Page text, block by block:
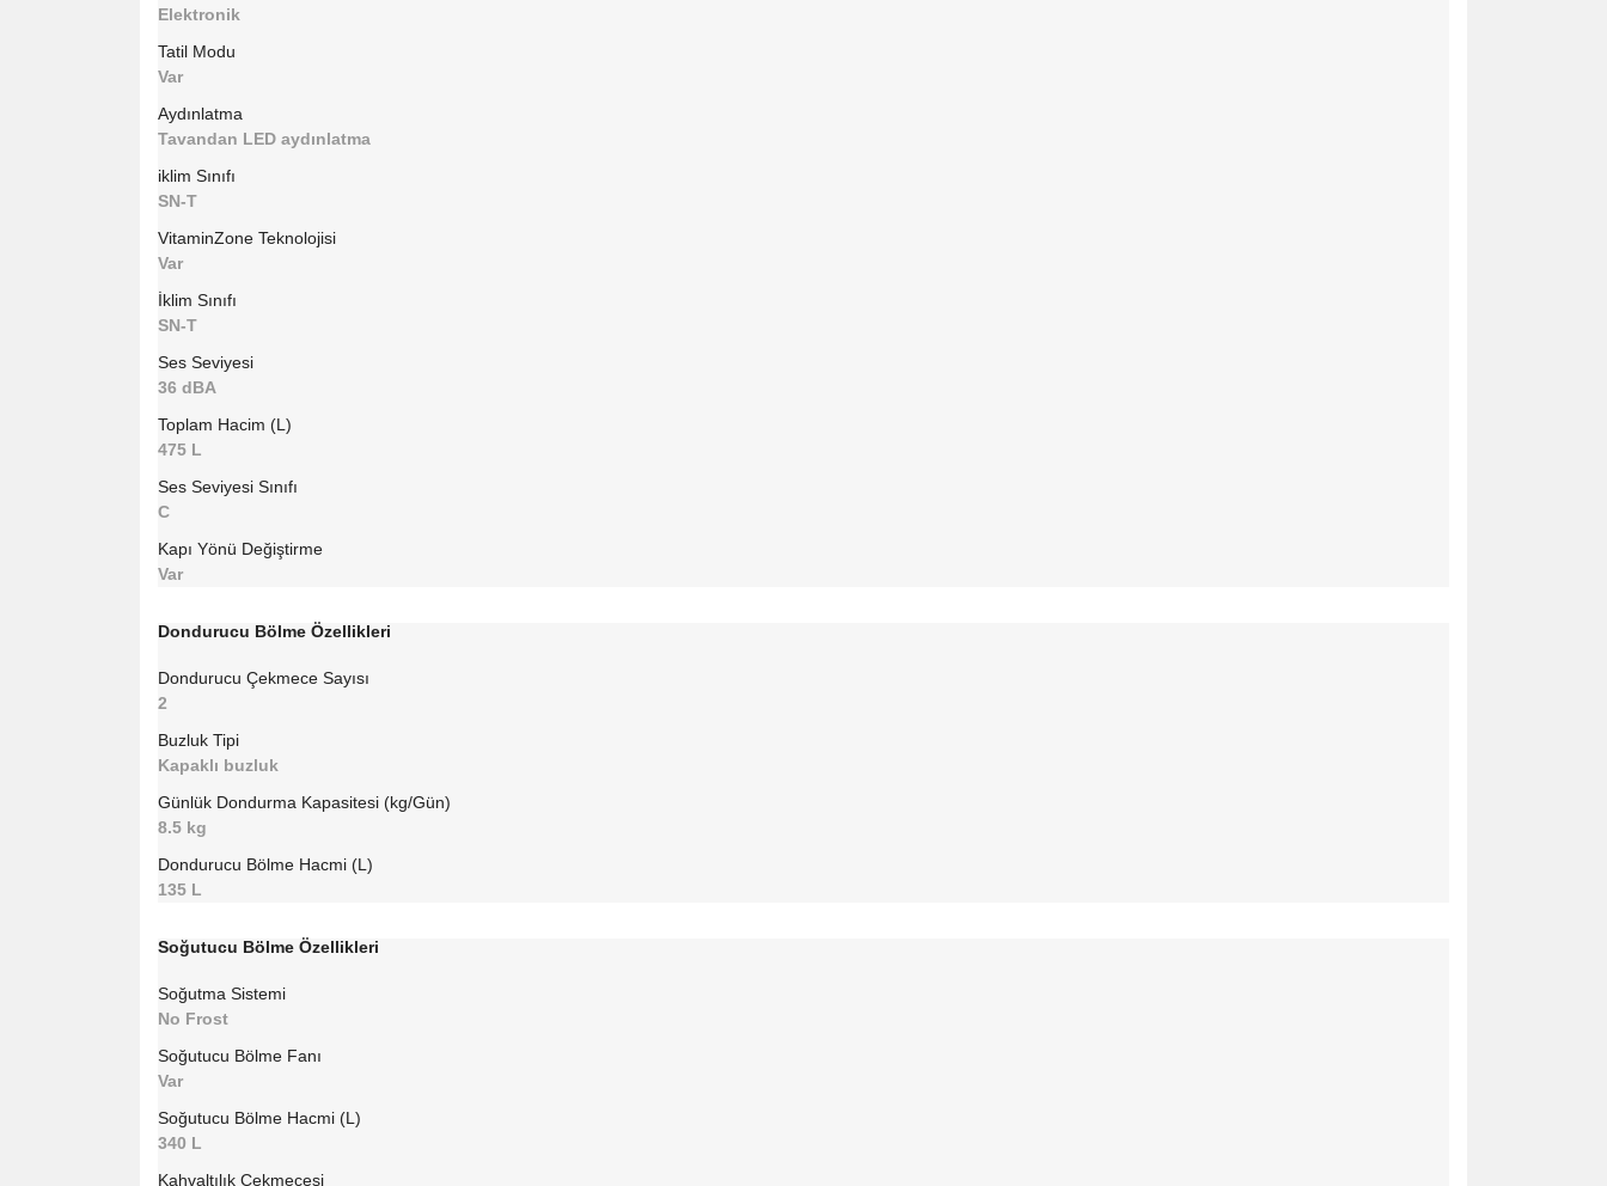
Elektronik
Tatil Modu
Var
Aydınlatma
Tavandan LED aydınlatma
iklim Sınıfı
SN-T
VitaminZone Teknolojisi
Var
İklim Sınıfı
SN-T
Ses Seviyesi
36 dBA
Toplam Hacim (L)
475 L
Ses Seviyesi Sınıfı
C
Kapı Yönü Değiştirme
Var
Dondurucu Bölme Özellikleri
Dondurucu Çekmece Sayısı
2
Buzluk Tipi
Kapaklı buzluk
Günlük Dondurma Kapasitesi (kg/Gün)
8.5 kg
Dondurucu Bölme Hacmi (L)
135 L
Soğutucu Bölme Özellikleri
Soğutma Sistemi
No Frost
Soğutucu Bölme Fanı
Var
Soğutucu Bölme Hacmi (L)
340 L
Kahvaltılık Çekmecesi